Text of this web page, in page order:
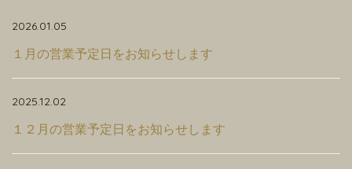
2026.01.05
１月の営業予定日をお知らせします
2025.12.02
１２月の営業予定日をお知らせします